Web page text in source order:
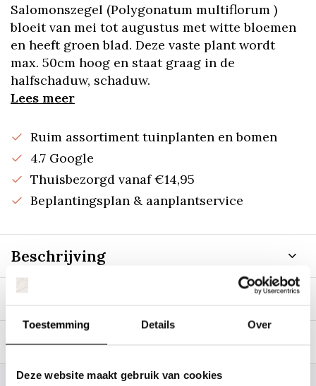
Toestemming Details Over
Deze website maakt gebruik van cookies
Salomonszegel (Polygonatum multiflorum )
bloeit van mei tot augustus met witte bloemen
en heeft groen blad. Deze vaste plant wordt
max. 50cm hoog en staat graag in de
halfschaduw, schaduw.
Lees meer
Ruim assortiment tuinplanten en bomen
4.7 Google
Thuisbezorgd vanaf €14,95
Beplantingsplan & aanplantservice
Beschrijving
Specificaties
Tags